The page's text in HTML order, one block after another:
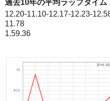
過去10年の平均ラップタイム
12.20-11.10-12.17-12.23-
11.78
1.59.36